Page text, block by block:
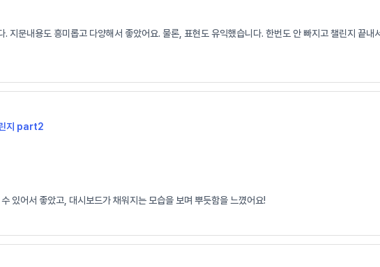
. 지문내용도 흥미롭고 다양해서 좋았어요. 물론, 표현도 유익했습니다. 한번도 안 빠지고 챌린지 끝
지 part2
있어서 좋았고, 대시보드가 채워지는 모습을 보며 뿌듯함을 느꼈어요!